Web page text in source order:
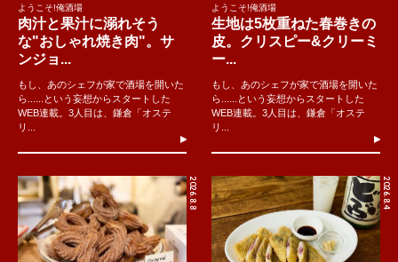
ようこそ!俺酒場
肉汁と果汁に溺れそう
な"おしゃれ焼き肉"。サ
ンジョ...
もし、あのシェフが家で酒場を開いた
ら......という妄想からスタートした
WEB連載。3人目は、鎌倉「オステ
リ...
ようこそ!俺酒場
生地は5枚重ねた春巻きの
皮。クリスピー&クリーミ
ー...
もし、あのシェフが家で酒場を開いた
ら......という妄想からスタートした
WEB連載。3人目は、鎌倉「オステ
リ...
2026.8.8 2026.8.4